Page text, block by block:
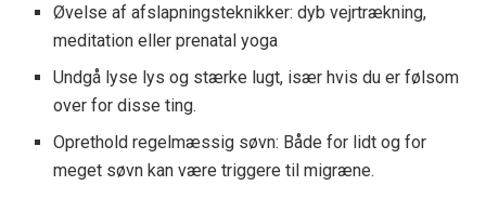
Øvelse af afslapningsteknikker: dyb vejrtrækning,
meditation eller prenatal yoga
Undgå lyse lys og stærke lugt, især hvis du er følsom
over for disse ting.
Oprethold regelmæssig søvn: Både for lidt og for
meget søvn kan være triggere til migræne.